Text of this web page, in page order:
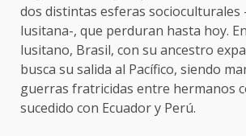
dos distintas esferas socioculturales
lusitana-, que perduran hasta hoy.
lusitano, Brasil, con su ancestro
busca su salida al Pacífico, siendo
guerras fratricidas entre hermanos
sucedido con Ecuador y Perú.